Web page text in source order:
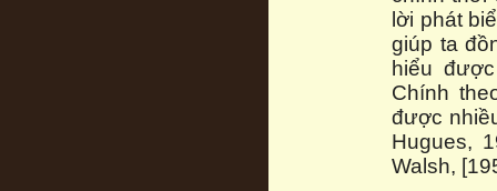
lời phát
giúp ta
hiểu
Chính
được
Hugues,
Walsh,